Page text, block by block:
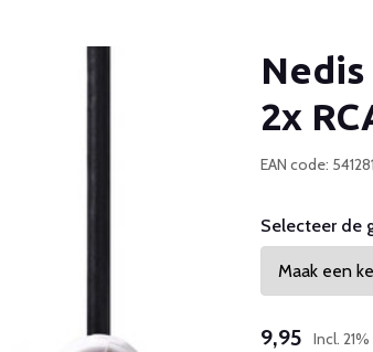
Nedis
2x
EAN code:
Selecteer de
9,95 Incl.